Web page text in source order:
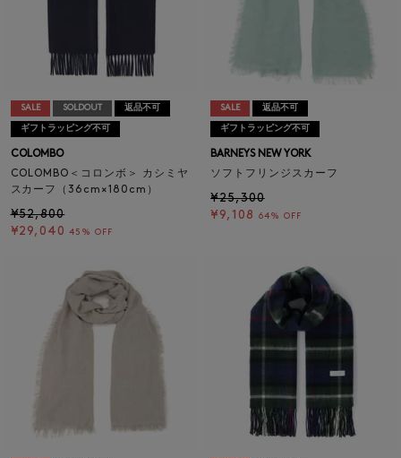
SALE SOLDOUT 返品不可
ギフトラッピング不可
COLOMBO
COLOMBO＜コロンボ＞ カシミヤ
スカーフ（36cm×180cm）
¥52,800
¥29,040 45% OFF
SALE 返品不可
ギフトラッピング不可
BARNEYS NEW YORK
ソフトフリンジスカーフ
¥25,300
¥9,108
64% OFF